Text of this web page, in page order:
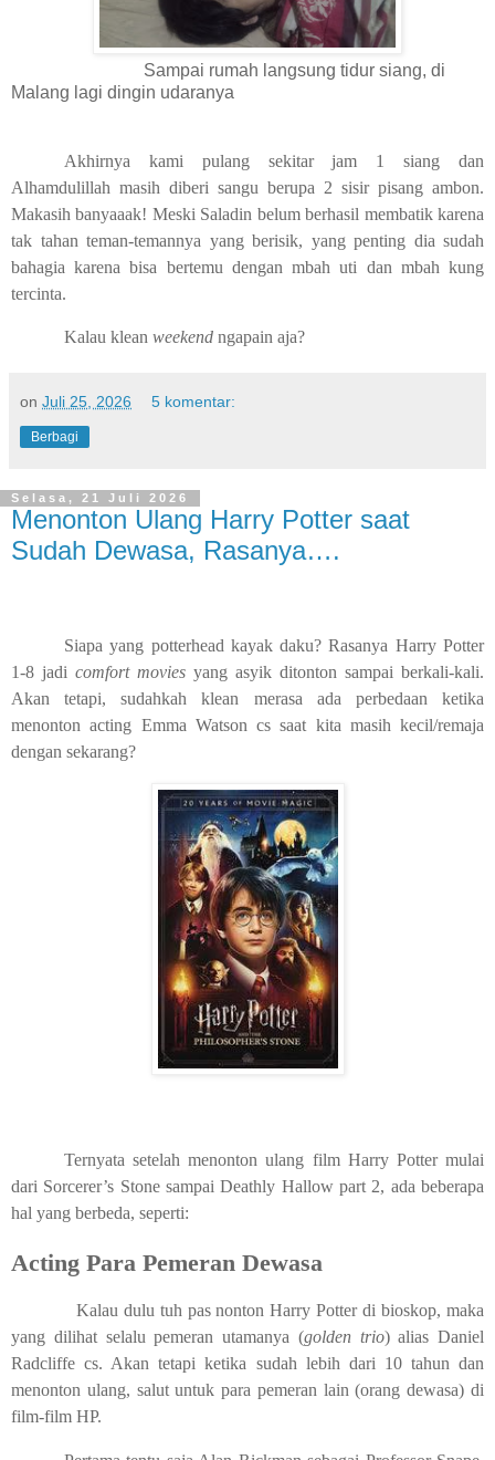
Sampai rumah langsung tidur siang, di
Malang lagi dingin udaranya
Akhirnya kami pulang sekitar jam 1 siang dan
Alhamdulillah masih diberi sangu berupa 2 sisir pisang ambon.
Makasih banyaaak! Meski Saladin belum berhasil membatik karena
tak tahan teman-temannya yang berisik, yang penting dia sudah
bahagia karena bisa bertemu dengan mbah uti dan mbah kung
tercinta.
Kalau klean weekend ngapain aja?
on Juli 25, 2026 5 komentar:
Berbagi
Selasa, 21 Juli 2026
Menonton Ulang Harry Potter saat
Sudah Dewasa, Rasanya….
Siapa yang potterhead kayak daku? Rasanya Harry Potter
1-8 jadi comfort movies yang asyik ditonton sampai berkali-kali.
Akan tetapi, sudahkah klean merasa ada perbedaan ketika
menonton acting Emma Watson cs saat kita masih kecil/remaja
dengan sekarang?
Ternyata setelah menonton ulang film Harry Potter mulai
dari Sorcerer’s Stone sampai Deathly Hallow part 2, ada beberapa
hal yang berbeda, seperti:
Acting Para Pemeran Dewasa
Kalau dulu tuh pas nonton Harry Potter di bioskop, maka
yang dilihat selalu pemeran utamanya (golden trio) alias Daniel
Radcliffe cs. Akan tetapi ketika sudah lebih dari 10 tahun dan
menonton ulang, salut untuk para pemeran lain (orang dewasa) di
film-film HP.